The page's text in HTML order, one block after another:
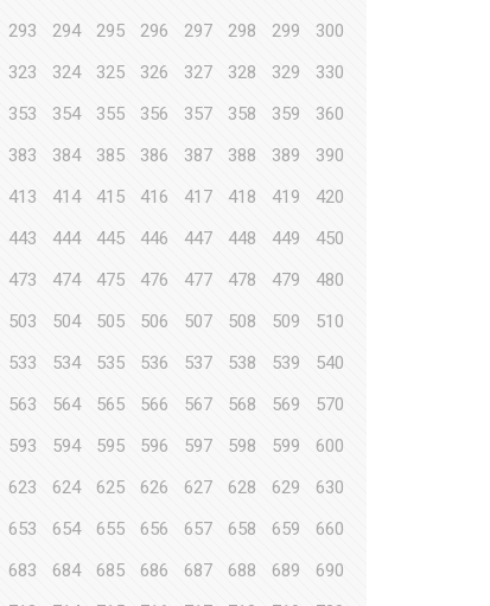
293 294 295 296 297 298 299
300
323 324 325 326 327 328 329
330
353 354 355 356 357 358 359
360
383 384 385 386 387 388 389
390
413 414 415 416 417 418 419
420
443 444 445 446 447 448 449
450
473 474 475 476 477 478 479
480
503 504 505 506 507 508 509
510
533 534 535 536 537 538 539
540
563 564 565 566 567 568 569
570
593 594 595 596 597 598 599
600
623 624 625 626 627 628 629
630
653 654 655 656 657 658 659
660
683 684 685 686 687 688 689
690